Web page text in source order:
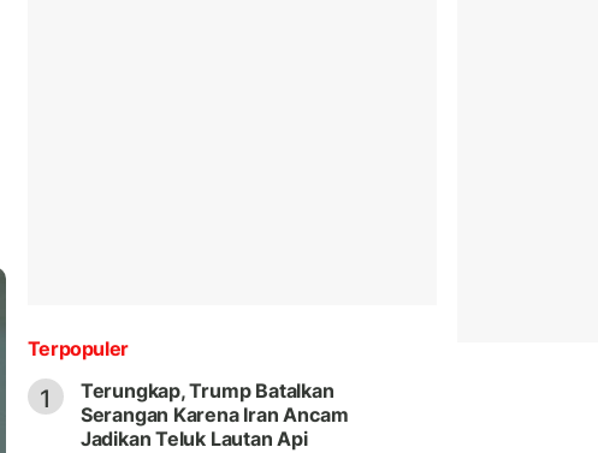
Terpopuler
1
Terungkap, Trump Batalkan
Serangan Karena Iran Ancam
Jadikan Teluk Lautan Api